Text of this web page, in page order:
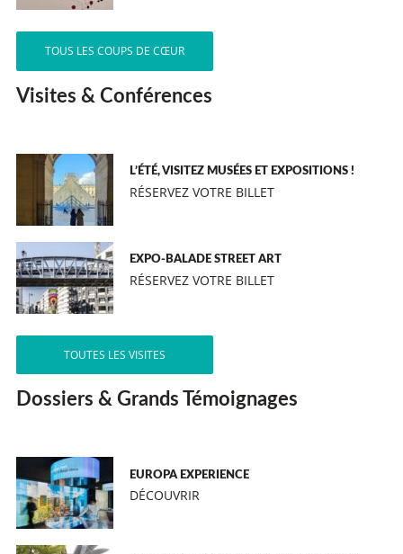
TOUS LES COUPS DE CŒUR
Visites & Conférences
L’ÉTÉ, VISITEZ MUSÉES ET EXPOSITIONS !
RÉSERVEZ VOTRE BILLET
EXPO-BALADE STREET ART
RÉSERVEZ VOTRE BILLET
TOUTES LES VISITES
Dossiers & Grands Témoignages
EUROPA EXPERIENCE
DÉCOUVRIR